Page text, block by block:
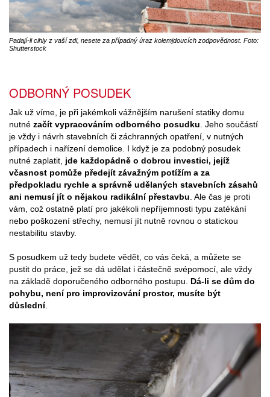
Padají-li cihly z vaší zdi, nesete za případný úraz kolemjdoucích zodpovědnost. Foto:
Shutterstock
ODBORNÝ POSUDEK
Jak už víme, je při jakémkoli vážnějším narušení statiky domu
nutné začít vypracováním odborného posudku . Jeho součástí
je vždy i návrh stavebních či záchranných opatření, v nutných
případech i nařízení demolice. I když je za podobný posudek
nutné zaplatit, jde každopádně o dobrou investici, jejíž
včasnost pomůže předejít závažným potížím a za
předpokladu rychle a správně udělaných stavebních zásahů
ani nemusí jít o nějakou radikální přestavbu . Ale čas je proti
vám, což ostatně platí pro jakékoli nepříjemnosti typu zatékání
nebo poškození střechy, nemusí jít nutně rovnou o statickou
nestabilitu stavby.
S posudkem už tedy budete vědět, co vás čeká, a můžete se
pustit do práce, jež se dá udělat i částečně svépomocí, ale vždy
na základě doporučeného odborného postupu. Dá-li se dům do
pohybu, není pro improvizování prostor, musíte být
důslední.